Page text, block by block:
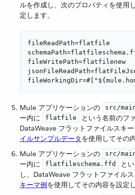
ルを作成し、次のプロパティを使用
定します。
fileReadPath=flatfile
fileWritePath=flatfilenew
Mule アプリケーションの ​ src/
ー内に ​
flatfile
という名前のフ
DataWeave フラットファイルスキ
イルサンプルデータを使用してその
Mule アプリケーションの ​
src/
ー内に ​
flatfileschema.ffd
と
し、DataWeave フラットファイル
キーマ例を使用してその内容を設定し